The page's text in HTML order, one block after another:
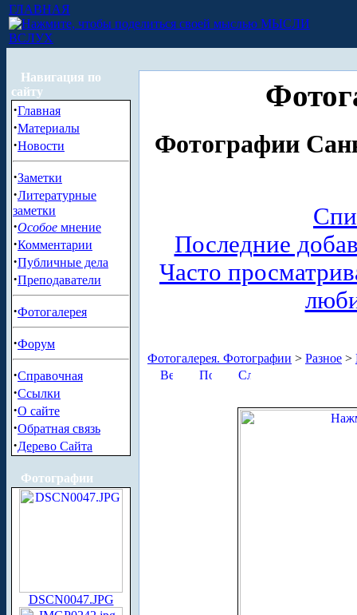
ГЛАВНАЯ
МЫСЛИ
ВСЛУХ
Навигация по
сайту
·Главная
·Материалы
·Новости
·Заметки
·Литературные
заметки
·Особое мнение
·Комментарии
·Публичные дела
·Преподаватели
·Фотогалерея
·Форум
·Справочная
·Ссылки
·О сайте
·Обратная связь
·Дерево Сайта
Фотографии
DSCN0047.JPG
Фотографии
Последние
Часто
Фотогалерея. Фотографии > Разное >